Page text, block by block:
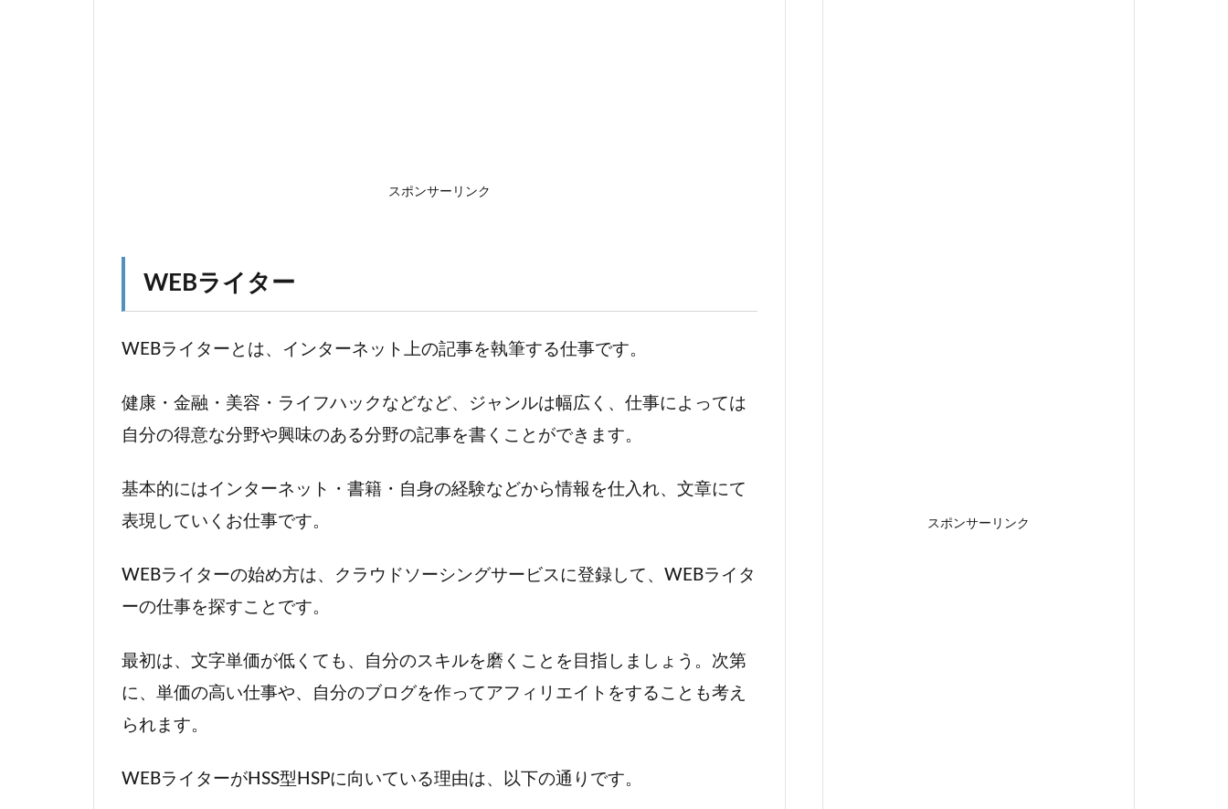
1.4
レー
1.5
プロ
2
で
自
に
リ
エ
スポンサーリンク
WEBライター
WEBライターとは、インターネット上の記事を執筆する仕事です。
健康・金融・美容・ライフハックなどなど、ジャンルは幅広く、仕事によっては
自分の得意な分野や興味のある分野の記事を書くことができます。
基本的にはインターネット・書籍・自身の経験などから情報を仕入れ、文章にて
表現していくお仕事です。
WEBライターの始め方は、クラウドソーシングサービスに登録して、WEBライタ
ーの仕事を探すことです。
最初は、文字単価が低くても、自分のスキルを磨くことを目指しましょう。次第
に、単価の高い仕事や、自分のブログを作ってアフィリエイトをすることも考え
られます。
WEBライターがHSS型HSPに向いている理由は、以下の通りです。
スポンサーリンク